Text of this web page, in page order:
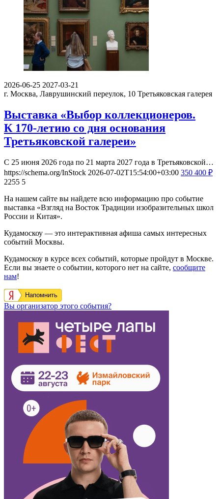
2026-06-25 2027-03-21
г. Москва, Лаврушинский переулок, 10 Третьяковская галерея
Выставка «Выбор коллекционеров.
К 170-летию со дня основания
Третьяковской галереи»
С 25 июня 2026 года по 21 марта 2027 года в Третьяковской…
https://schema.org/InStock 2026-07-02T15:54:00+03:00 350 400 ₽
2255 5
На нашем сайте вы найдете всю информацию про событие
выставка «Взгляд на Восток Традиции изобразительных школ
России и Китая».
Кудамоскоу — это интерактивная афиша самых интересных
событий Москвы.
Кудамоскоу в курсе всех событий, которые пройдут в Москве.
Если вы знаете о событии, которого нет на сайте, сообщите
нам!
Напомнить
Вы организатор этого события?